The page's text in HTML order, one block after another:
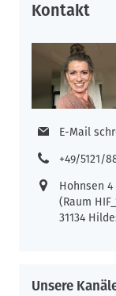
Kontakt
E-Mail
+49/5121/
Hohnsen 4
(Raum
31134
Unsere